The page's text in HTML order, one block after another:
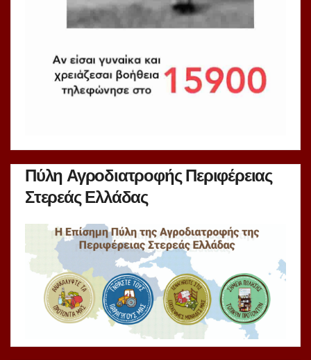
Πύλη Αγροδιατροφής Περιφέρειας
Στερεάς Ελλάδας